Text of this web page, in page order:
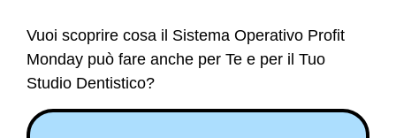
Vuoi scoprire cosa il Sistema Operativo Profit
Monday può fare anche per Te e per il Tuo
Studio Dentistico?